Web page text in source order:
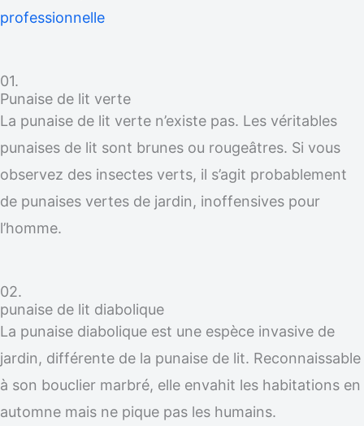
professionnelle
01.
Punaise de lit verte
La punaise de lit verte n’existe pas. Les véritables
punaises de lit sont brunes ou rougeâtres. Si vous
observez des insectes verts, il s’agit probablement
de punaises vertes de jardin, inoffensives pour
l’homme.
02.
punaise de lit diabolique
La punaise diabolique est une espèce invasive de
jardin, différente de la punaise de lit. Reconnaissable
à son bouclier marbré, elle envahit les habitations en
automne mais ne pique pas les humains.